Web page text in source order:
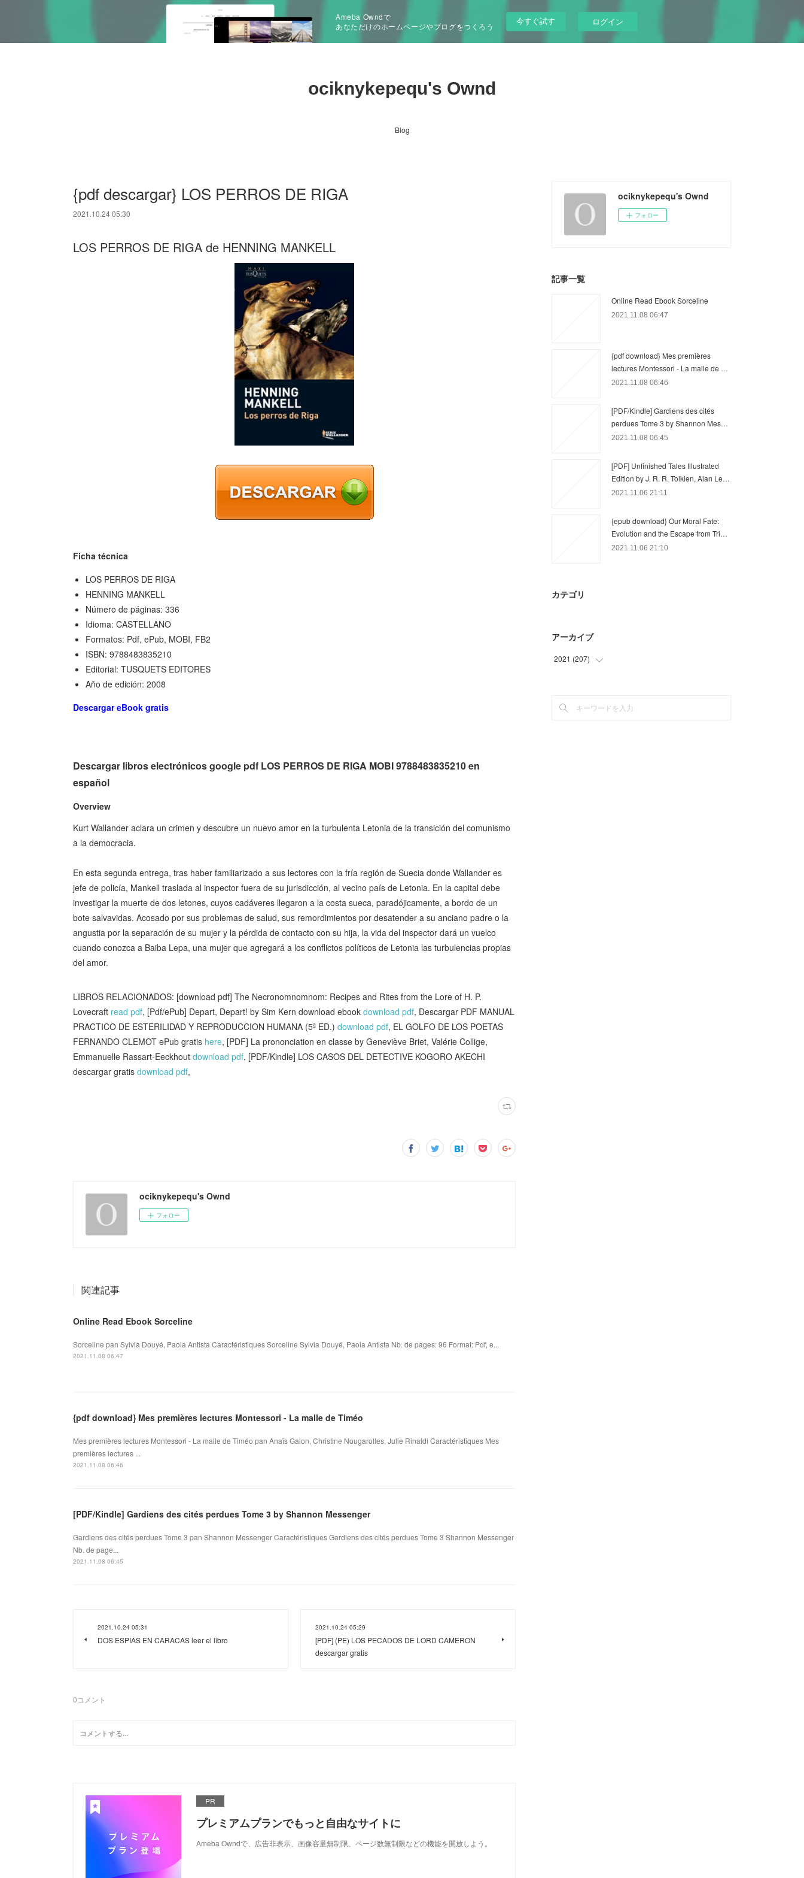
Ameba Owndで
あなただけのホームページやブログをつくろう
今すぐ試す ログイン
ociknykepequ's Ownd
Blog
{pdf descargar} LOS PERROS DE RIGA
2021.10.24 05:30
LOS PERROS DE RIGA de HENNING MANKELL
Ficha técnica
LOS PERROS DE RIGA
HENNING MANKELL
Número de páginas: 336
Idioma: CASTELLANO
Formatos: Pdf, ePub, MOBI, FB2
ISBN: 9788483835210
Editorial: TUSQUETS EDITORES
Año de edición: 2008
Descargar eBook gratis
Descargar libros electrónicos google pdf LOS PERROS DE RIGA MOBI 9788483835210 en
español
Overview
Kurt Wallander aclara un crimen y descubre un nuevo amor en la turbulenta Letonia de la transición del comunismo
a la democracia.
En esta segunda entrega, tras haber familiarizado a sus lectores con la fría región de Suecia donde Wallander es
jefe de policía, Mankell traslada al inspector fuera de su jurisdicción, al vecino país de Letonia. En la capital debe
investigar la muerte de dos letones, cuyos cadáveres llegaron a la costa sueca, paradójicamente, a bordo de un
bote salvavidas. Acosado por sus problemas de salud, sus remordimientos por desatender a su anciano padre o la
angustia por la separación de su mujer y la pérdida de contacto con su hija, la vida del inspector dará un vuelco
cuando conozca a Baiba Lepa, una mujer que agregará a los conflictos políticos de Letonia las turbulencias propias
del amor.
LIBROS RELACIONADOS: [download pdf] The Necronomnomnom: Recipes and Rites from the Lore of H. P.
Lovecraft read pdf, [Pdf/ePub] Depart, Depart! by Sim Kern download ebook download pdf, Descargar PDF MANUAL
PRACTICO DE ESTERILIDAD Y REPRODUCCION HUMANA (5ª ED.) download pdf, EL GOLFO DE LOS POETAS
FERNANDO CLEMOT ePub gratis here, [PDF] La prononciation en classe by Geneviève Briet, Valérie Collige,
Emmanuelle Rassart-Eeckhout download pdf, [PDF/Kindle] LOS CASOS DEL DETECTIVE KOGORO AKECHI
descargar gratis download pdf,
ociknykepequ's Ownd
フォロー
関連記事
Online Read Ebook Sorceline
Sorceline pan Sylvia Douyé, Paola Antista Caractéristiques Sorceline Sylvia Douyé, Paola Antista Nb. de pages: 96 Format: Pdf, e...
2021.11.08 06:47
{pdf download} Mes premières lectures Montessori - La malle de Timéo
Mes premières lectures Montessori - La malle de Timéo pan Anaïs Galon, Christine Nougarolles, Julie Rinaldi Caractéristiques Mes
premières lectures ...
2021.11.08 06:46
[PDF/Kindle] Gardiens des cités perdues Tome 3 by Shannon Messenger
Gardiens des cités perdues Tome 3 pan Shannon Messenger Caractéristiques Gardiens des cités perdues Tome 3 Shannon Messenger
Nb. de page...
2021.11.08 06:45
2021.10.24 05:31
DOS ESPIAS EN CARACAS leer el libro
2021.10.24 05:29
[PDF] (PE) LOS PECADOS DE LORD CAMERON
descargar gratis
0コメント
PR
プレミアムプランでもっと自由なサイトに
Ameba Owndで、広告非表示、画像容量無制限、ページ数無制限などの機能を開放しよう。
ociknykepequ's Ownd
フォロー
記事一覧
Online Read Ebook Sorceline
2021.11.08 06:47
{pdf download} Mes premières
lectures Montessori - La malle de …
2021.11.08 06:46
[PDF/Kindle] Gardiens des cités
perdues Tome 3 by Shannon Mes…
2021.11.08 06:45
[PDF] Unfinished Tales Illustrated
Edition by J. R. R. Tolkien, Alan Le…
2021.11.06 21:11
{epub download} Our Moral Fate:
Evolution and the Escape from Tri…
2021.11.06 21:10
カテゴリ
アーカイブ
2021 (207)
(